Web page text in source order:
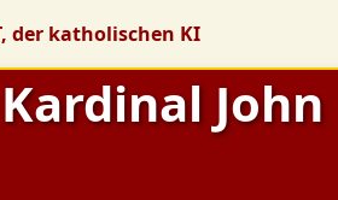
der katholischen KI
John